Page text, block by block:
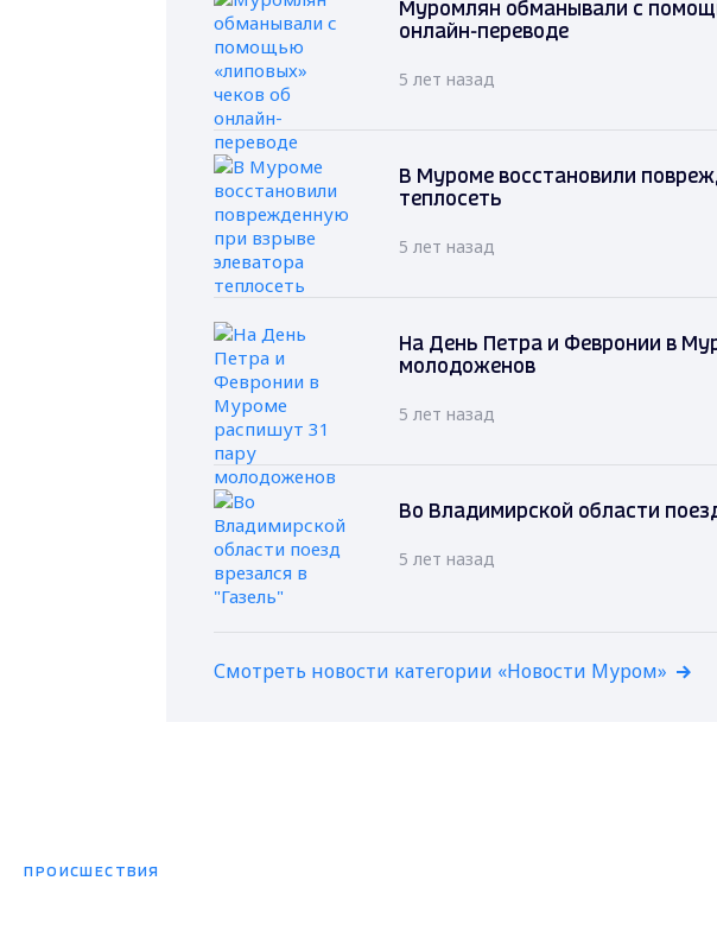
Муромлян обманывали с
онлайн-переводе
5 лет назад
В Муроме восстановили
теплосеть
5 лет назад
На День Петра и Февронии в
молодоженов
5 лет назад
Во Владимирской области
5 лет назад
Смотреть новости категории «Новости Муром»
ПРОИСШЕСТВИЯ